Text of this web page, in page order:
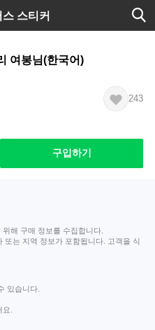
스티커
여봉님(한국어)
243
구입하기
해 구매 정보를 수집합니다.
또는 지역 정보가 포함됩니다. 고객을 식
있습니다.
.